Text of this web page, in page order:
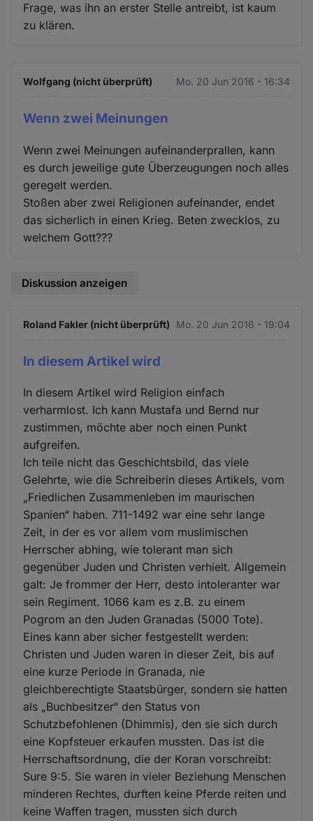
Frage, was ihn an erster Stelle antreibt, ist kaum
zu klären.
Wolfgang (nicht überprüft) Mo. 20 Jun 2016 - 16:34
Wenn zwei Meinungen
Wenn zwei Meinungen aufeinanderprallen, kann
es durch jeweilige gute Überzeugungen noch alles
geregelt werden.
Stoßen aber zwei Religionen aufeinander, endet
das sicherlich in einen Krieg. Beten zwecklos, zu
welchem Gott???
Diskussion anzeigen
Roland Fakler (nicht überprüft) Mo. 20 Jun 2016 - 19:04
In diesem Artikel wird
In diesem Artikel wird Religion einfach
verharmlost. Ich kann Mustafa und Bernd nur
zustimmen, möchte aber noch einen Punkt
aufgreifen.
Ich teile nicht das Geschichtsbild, das viele
Gelehrte, wie die Schreiberin dieses Artikels, vom
„Friedlichen Zusammenleben im maurischen
Spanien“ haben. 711-1492 war eine sehr lange
Zeit, in der es vor allem vom muslimischen
Herrscher abhing, wie tolerant man sich
gegenüber Juden und Christen verhielt. Allgemein
galt: Je frommer der Herr, desto intoleranter war
sein Regiment. 1066 kam es z.B. zu einem
Pogrom an den Juden Granadas (5000 Tote).
Eines kann aber sicher festgestellt werden:
Christen und Juden waren in dieser Zeit, bis auf
eine kurze Periode in Granada, nie
gleichberechtigte Staatsbürger, sondern sie hatten
als „Buchbesitzer“ den Status von
Schutzbefohlenen (Dhimmis), den sie sich durch
eine Kopfsteuer erkaufen mussten. Das ist die
Herrschaftsordnung, die der Koran vorschreibt:
Sure 9:5. Sie waren in vieler Beziehung Menschen
minderen Rechtes, durften keine Pferde reiten und
keine Waffen tragen, mussten sich durch